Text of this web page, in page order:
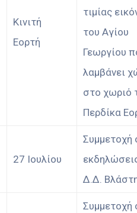
Κινιτή
Εορτή
τιμίας
του Αγίου
Γεωργίου
λαμβάνει
στο χωριό
Περδίκα
27 Ιουλίου
Συμμετοχή
Δ.Δ.
Συμμετοχή